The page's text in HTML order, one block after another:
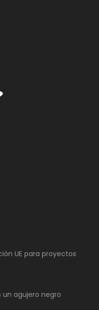
UE para proyectos
agujero negro